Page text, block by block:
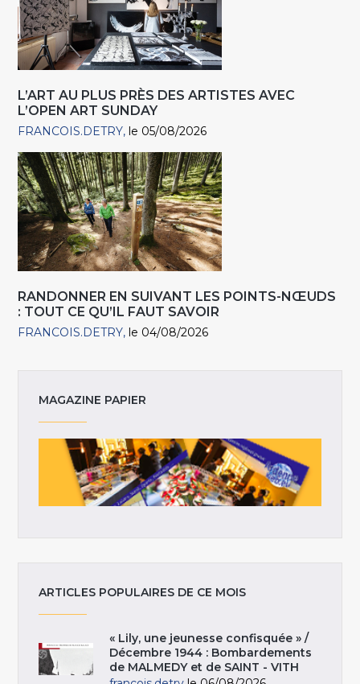
L’ART AU PLUS PRÈS DES ARTISTES AVEC
L’OPEN ART SUNDAY
FRANCOIS.DETRY le 05/08/2026
RANDONNER EN SUIVANT LES POINTS-NŒUDS
: TOUT CE QU’IL FAUT SAVOIR
FRANCOIS.DETRY le 04/08/2026
MAGAZINE PAPIER
ARTICLES POPULAIRES DE CE MOIS
« Lily, une jeunesse confisquée » /
Décembre 1944 : Bombardements
de MALMEDY et de SAINT - VITH